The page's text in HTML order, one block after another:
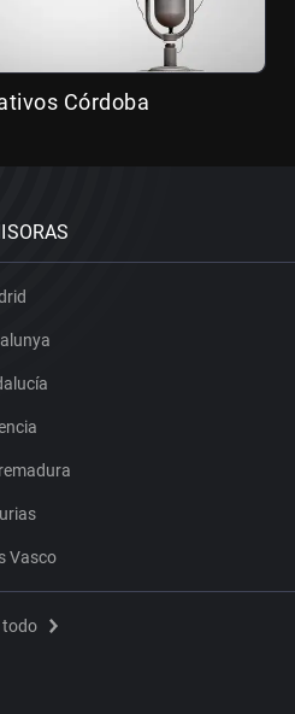
Córdoba
Vasco
todo